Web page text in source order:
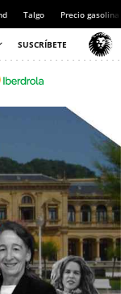
Talgo Precio gasolina